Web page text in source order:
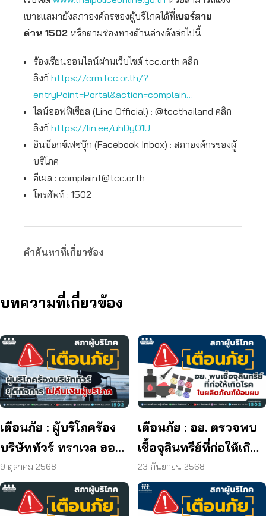
เบาะแสมายังสภาองค์กรของผู้บริโภคได้ที่เบอร์สาย
ด่วน 1502 หรือตามช่องทางด้านล่างดังต่อไปนี้
ร้องเรียนออนไลน์ผ่านเว็บไซต์ tcc.or.th คลิก
ลิงก์ https://crm.tcc.or.th/?
entryPoint=Portal&action=complain…
ไลน์ออฟฟิเชียล (Line Official) : @tccthailand คลิก
ลิงก์ https://lin.ee/uhDyO1U
อินบ็อกซ์เฟซบุ๊ก (Facebook Inbox) : สภาองค์กรของผู้
บริโภค
อีเมล : complaint@tcc.or.th
โทรศัพท์ : 1502
คำค้นหาที่เกี่ยวข้อง
บทความที่เกี่ยวข้อง
เตือนภัย : ผู้บริโภคร้อง
บริษัททัวร์ ทราเวล ฮอลิ
เดย์ ยุติกิจการ ไม่คืนเงิน
ผู้บริโภค
9 ตุลาคม 2568
เตือนภัย : อย. ตรวจพบ
เชื้อจุลินทรีย์ที่ก่อให้เกิด
โรค และพบแบคทีเรีย
ยีสต์ และรา เกิน
มาตรฐานกำหนด ใน
23 กันยายน 2568